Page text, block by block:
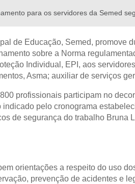
para os servidores da Semed
de Educação, Semed, promove
sobre a Norma
Individual, EPI, aos
Asma; auxiliar de serviços
profissionais participam no
indicado pelo cronograma
de segurança do trabalho Bruna
orientações a respeito do uso
prevenção de acidentes e